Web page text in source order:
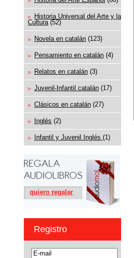
Historia Universal del Arte y la
Cultura(52)
Novela en catalán (123)
Pensamiento en catalán (4)
Relatos en catalán (3)
Juvenil-Infantil catalán (17)
Clásicos en catalán (27)
Inglés (2)
Infantil y Juvenil Inglés (1)
quiero regalar
Registro